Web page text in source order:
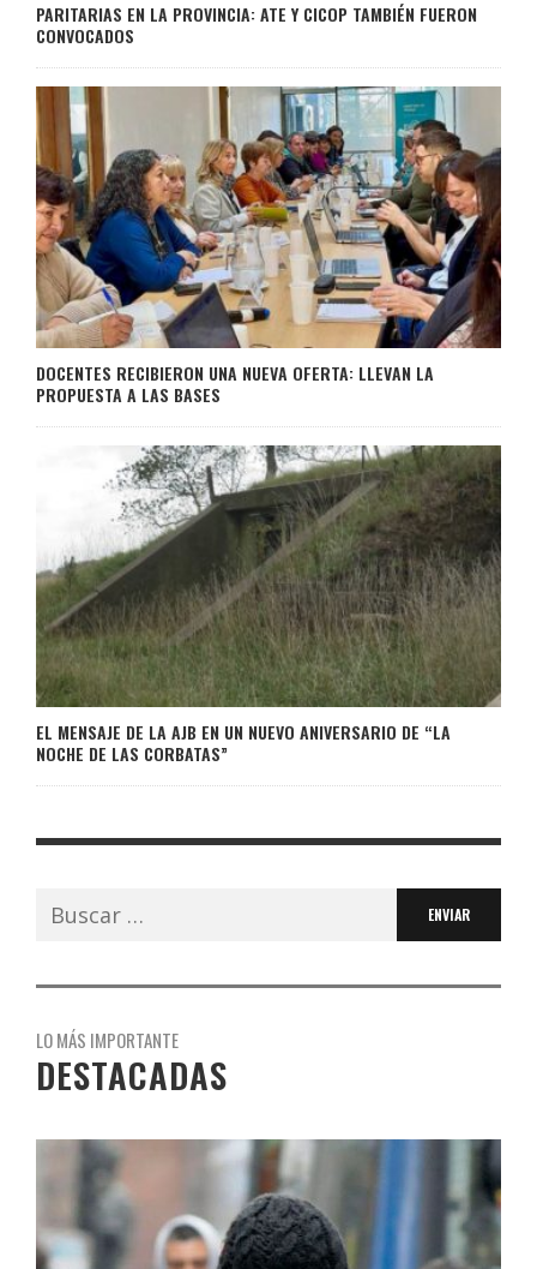
PARITARIAS EN LA PROVINCIA: ATE Y CICOP TAMBIÉN FUERON
CONVOCADOS
DOCENTES RECIBIERON UNA NUEVA OFERTA: LLEVAN LA
PROPUESTA A LAS BASES
EL MENSAJE DE LA AJB EN UN NUEVO ANIVERSARIO DE “LA
NOCHE DE LAS CORBATAS”
Buscar:
LO MÁS IMPORTANTE
DESTACADAS